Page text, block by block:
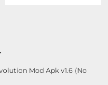
Mod Apk v1.6 (No